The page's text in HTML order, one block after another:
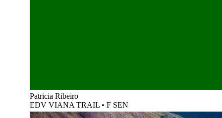
Patricia Ribeiro
EDV VIANA TRAIL • F SEN